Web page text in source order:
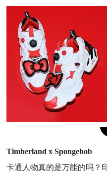
Timberland x Spongebob
卡通人物真的是万能的吗？